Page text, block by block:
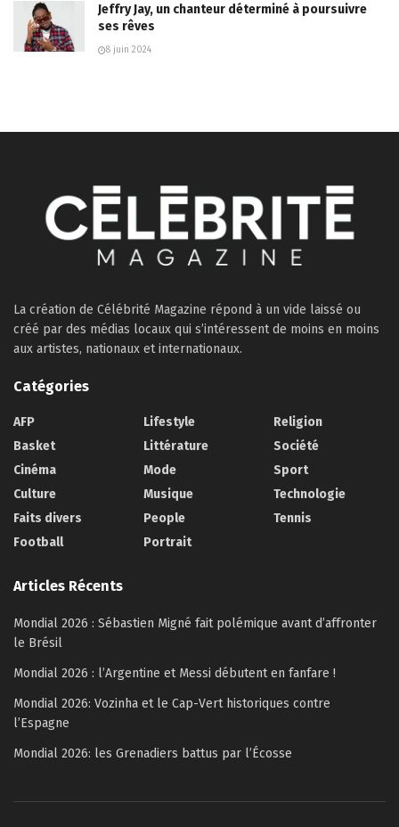
Jeffry Jay, un chanteur déterminé à poursuivre
ses rêves
8 juin 2024
La création de Célébrité Magazine répond à un vide laissé ou
créé par des médias locaux qui s’intéressent de moins en moins
aux artistes, nationaux et internationaux.
Catégories
AFP
Basket
Cinéma
Culture
Faits divers
Football
Lifestyle
Littérature
Mode
Musique
People
Portrait
Religion
Société
Sport
Technologie
Tennis
Articles Récents
Mondial 2026 : Sébastien Migné fait polémique avant d’affronter
le Brésil
Mondial 2026 : l’Argentine et Messi débutent en fanfare !
Mondial 2026: Vozinha et le Cap-Vert historiques contre
l’Espagne
Mondial 2026: les Grenadiers battus par l’Écosse